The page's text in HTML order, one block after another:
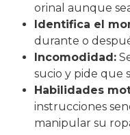
orinal aunque
Identifica el
durante o
Incomodidad:
sucio y pide que
Habilidades
instrucciones
manipular su